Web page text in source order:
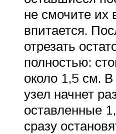
не смочите их
впитается.
отрезать
полностью:
около 1,5 см.
узел начнет
оставленные
сразу